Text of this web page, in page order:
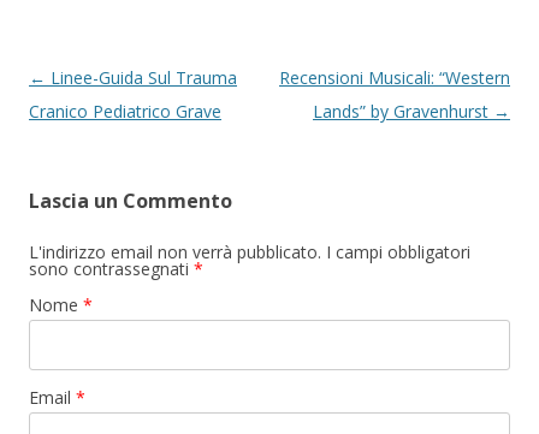
Navigazione articolo
← Linee-Guida Sul Trauma
Cranico Pediatrico Grave
Recensioni Musicali: “Western
Lands” by Gravenhurst →
Lascia un Commento
L'indirizzo email non verrà pubblicato. I campi obbligatori
sono contrassegnati *
Nome *
Email *